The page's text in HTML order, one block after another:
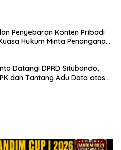
Penyebaran Konten Pribadi
Hukum Minta Penanganan
Datangi DPRD Situbondo,
dan Tantang Adu Data atas